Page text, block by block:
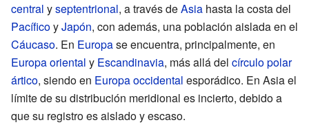
central yseptentrional, a través deAsia hasta la costa del
PacíficoyJapón, con además, una población aislada en el
Cáucaso. En Europase encuentra, principalmente, en
Europa oriental y Escandinavia, más allá del círculo polar
ártico, siendo en Europa occidental esporádico. En Asia el
límite de su distribución meridional es incierto, debido a
que su registro es aislado y escaso.